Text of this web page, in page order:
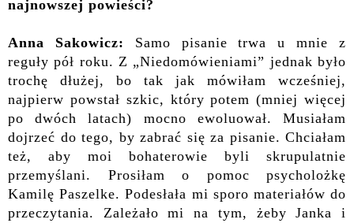
najnowszej powieści?
Anna Sakowicz: Samo pisanie trwa u mnie z
reguły pół roku. Z „Niedomówieniami” jednak było
trochę dłużej, bo tak jak mówiłam wcześniej,
najpierw powstał szkic, który potem (mniej więcej
po dwóch latach) mocno ewoluował. Musiałam
dojrzeć do tego, by zabrać się za pisanie. Chciałam
też, aby moi bohaterowie byli skrupulatnie
przemyślani. Prosiłam o pomoc psycholożkę
Kamilę Paszelke. Podesłała mi sporo materiałów do
przeczytania. Zależało mi na tym, żeby Janka i